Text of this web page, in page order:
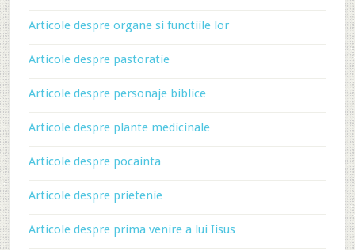
Articole despre organe si functiile lor
Articole despre pastoratie
Articole despre personaje biblice
Articole despre plante medicinale
Articole despre pocainta
Articole despre prietenie
Articole despre prima venire a lui Iisus